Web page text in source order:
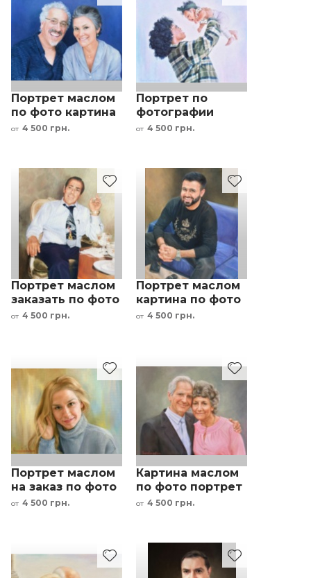
Портрет маслом
по фото картина
пара семья под
от 4 500 грн.
Портрет по
фотографии
картина маслом
от 4 500 грн.
Портрет маслом
заказать по фото
мужчина с
от 4 500 грн.
Портрет маслом
картина по фото
под заказ
от 4 500 грн.
Портрет маслом
на заказ по фото
- женщина
от 4 500 грн.
Картина маслом
по фото портрет
семьи пары под
от 4 500 грн.